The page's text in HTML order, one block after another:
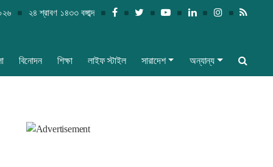
২৪ শ্রাবণ ১৪৩৩ বঙ্গাব্দ
বিনোদন শিক্ষা লাইফ স্টাইল সারাদেশ অন্যান্য